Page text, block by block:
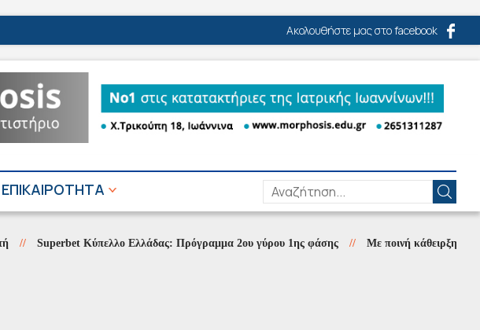
Ακολουθήστε μας στο facebook
ΕΠΙΚΑΙΡΟΤΗΤΑ
Superbet Κύπελλο Ελλάδας: Πρόγραμμα 2ου γύρου 1ης φάσης // Με ποινή κάθειρξης εννιά ετών